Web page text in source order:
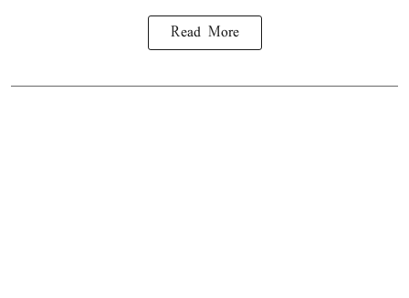
Read More